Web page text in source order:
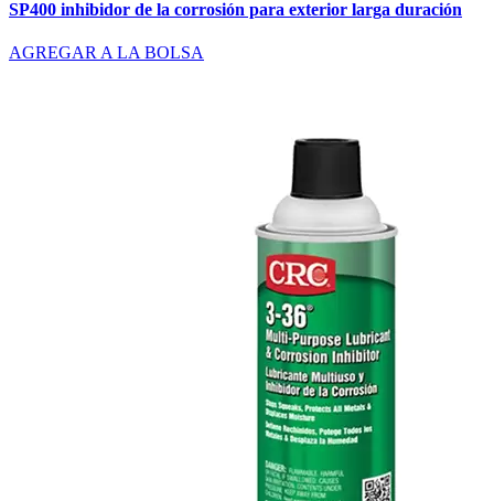
SP400 inhibidor de la corrosión para exterior larga duración
AGREGAR A LA BOLSA